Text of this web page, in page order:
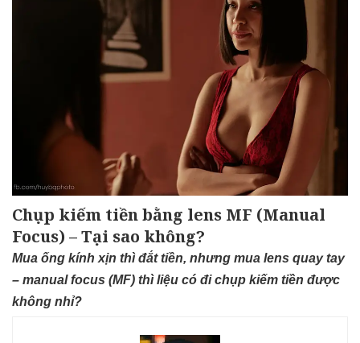
Chụp kiếm tiền bằng lens MF (Manual
Focus) – Tại sao không?
Mua ống kính xịn thì đắt tiền, nhưng mua lens quay tay
– manual focus (MF) thì liệu có đi chụp kiếm tiền được
không nhỉ?